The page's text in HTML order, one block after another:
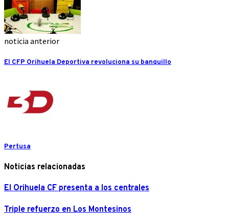
noticia anterior
El CFP Orihuela Deportiva revoluciona su banquillo
Pertusa
Noticias relacionadas
El Orihuela CF presenta a los centrales
Triple refuerzo en Los Montesinos